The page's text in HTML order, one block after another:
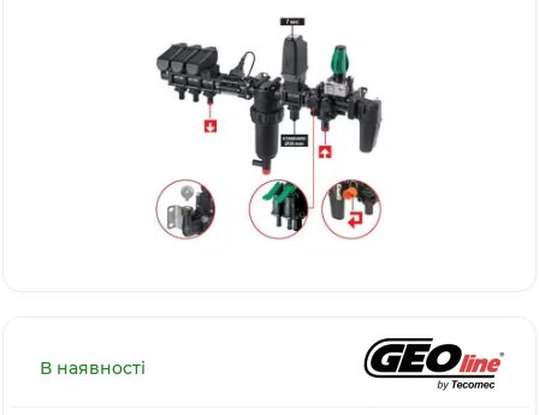
В наявності